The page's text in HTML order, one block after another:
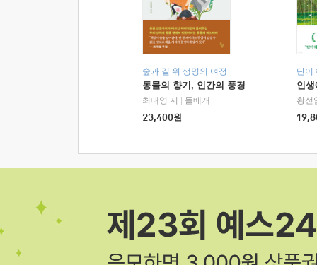
숲과 길 위 생명의 여정
동물의 향기, 인간의 풍경
최태영 저
돌베개
23,400원
단어
인
황선